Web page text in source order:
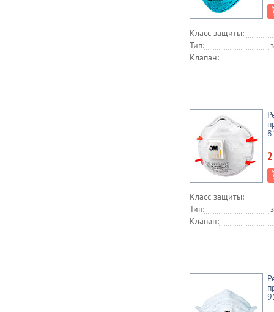
Класс защиты:
Тип:
Клапан:
Класс защиты:
Тип:
Клапан: